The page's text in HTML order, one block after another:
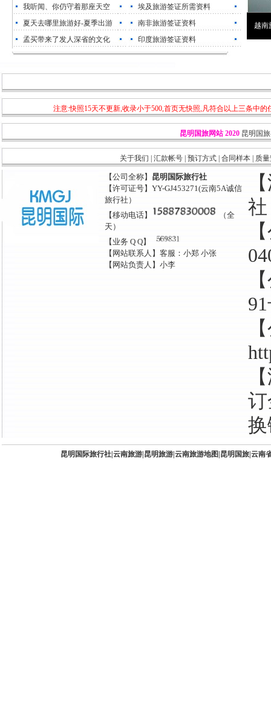
我听闻、你仍守着那座天空
夏天去哪里旅游好-夏季出游
孟买带来了发人深省的文化
埃及旅游签证所需资料
南非旅游签证资料
印度旅游签证资料
越南
注意:快照15天不更新,收录小于500,首页无快照,凡符合以上三条中
昆明国旅网站 2020 昆明国
关于我们 汇款帐号| 预订方式| 合同样本| 质
【公司全称】 昆明国际旅行社
【许可证号】YY-GJ453271(云南5A诚信
旅行社）
【移动电话】
（全
天）
【业务 Q Q】
【网站联系人】客服：小郑 小张
【网站负责人】小李
社
昆明国际旅行社| 云南旅游| 昆明旅游| 云南旅游地图 昆明国旅| 云南